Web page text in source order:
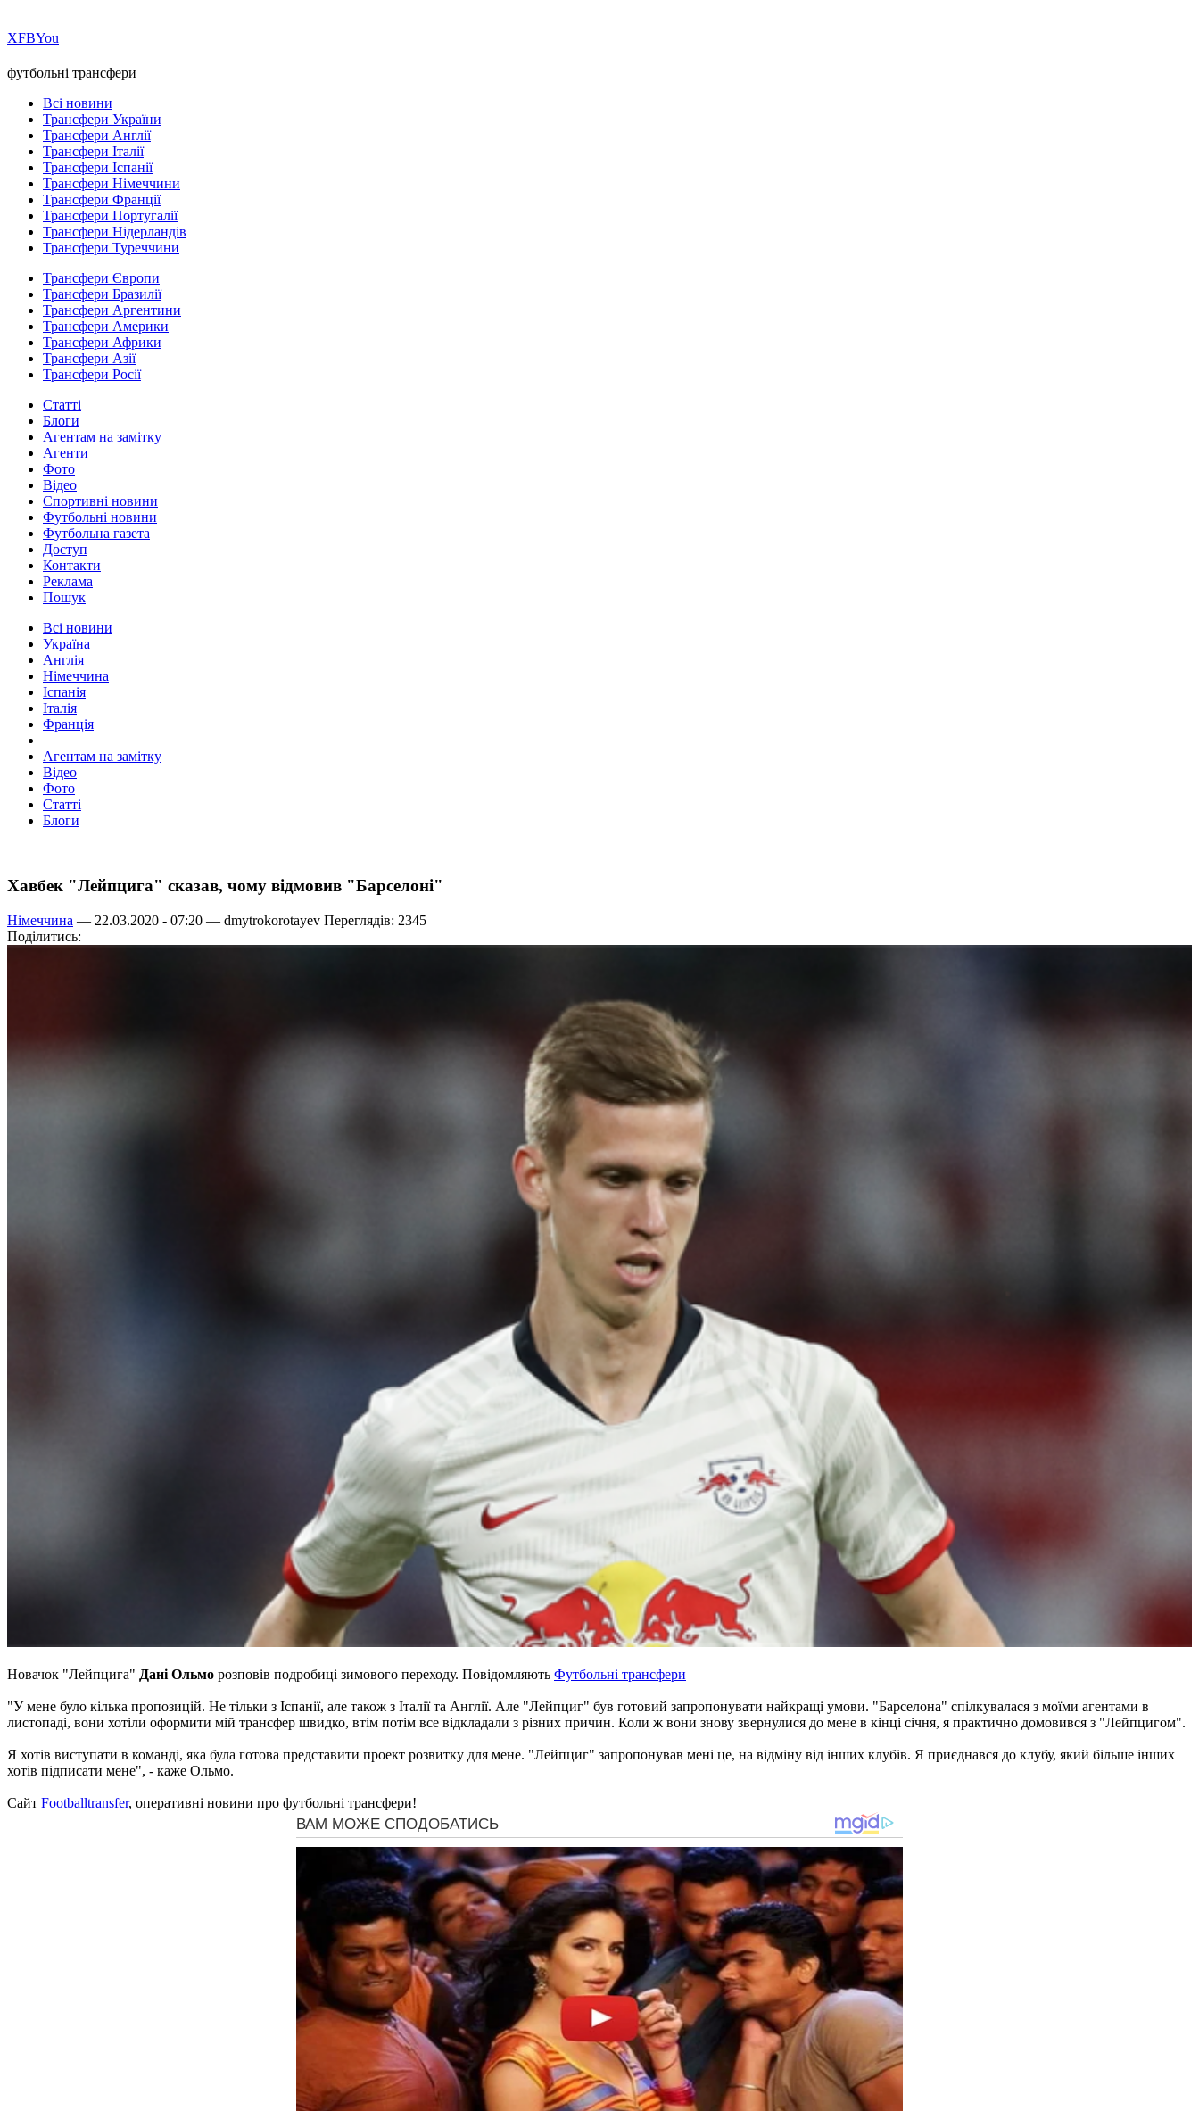
ХFBYou
футбольні трансфери
Всі новини
Трансфери України
Трансфери Англії
Трансфери Італії
Трансфери Іспанії
Трансфери Німеччини
Трансфери Франції
Трансфери Португалії
Трансфери Нідерландів
Трансфери Туреччини
Трансфери Європи
Трансфери Бразилії
Трансфери Аргентини
Трансфери Америки
Трансфери Африки
Трансфери Азії
Трансфери Росії
Статті
Блоги
Агентам на замітку
Агенти
Фото
Відео
Спортивні новини
Футбольні новини
Футбольна газета
Доступ
Контакти
Реклама
Пошук
Всі новини
Україна
Англія
Німеччина
Іспанія
Італія
Франція
Агентам на замітку
Відео
Фото
Статті
Блоги
Хавбек "Лейпцига" сказав, чому відмовив "Барселоні"
Німеччина — 22.03.2020 - 07:20 — dmytrokorotayev Переглядів: 2345
Поділитись:
Новачок "Лейпцига" Дані Ольмо розповів подробиці зимового переходу. Повідомляють Футбольні трансфери
"У мене було кілька пропозицій. Не тільки з Іспанії, але також з Італії та Англії. Але "Лейпциг" був готовий запропонувати найкращі умови. "Барселона" спілкувалася з моїми агентами в
листопаді, вони хотіли оформити мій трансфер швидко, втім потім все відкладали з різних причин. Коли ж вони знову звернулися до мене в кінці січня, я практично домовився з "Лейпцигом".
Я хотів виступати в команді, яка була готова представити проект розвитку для мене. "Лейпциг" запропонував мені це, на відміну від інших клубів. Я приєднався до клубу, який більше інших
хотів підписати мене", - каже Ольмо.
Сайт Footballtransfer, оперативні новини про футбольні трансфери!